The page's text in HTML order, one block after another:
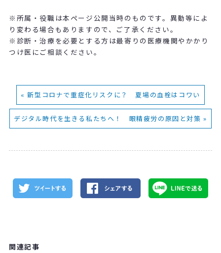
※所属・役職は本ページ公開当時のものです。異動等によ
り変わる場合もありますので、ご了承ください。
※診断・治療を必要とする方は最寄りの医療機関やかかり
つけ医にご相談ください。
« 新型コロナで重症化リスクに？ 夏場の血栓はコワい
デジタル時代を生きる私たちへ！ 眼精疲労の原因と対策 »
関連記事